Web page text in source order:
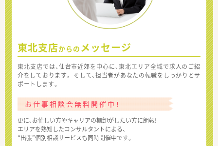
東北支店からの メッセージ
東北支店では、仙台市近郊を中心に、東北エリア全域で求人のご紹
介をしております。 そして、担当者があなたの転職をしっかりとサ
ポートします。
お仕事相談会無料開催中！
更に、お忙しい方やキャリアの棚卸がしたい方に朗報!
エリアを熟知したコンサルタントによる、
“出張”個別相談サービスも同時開催中です。